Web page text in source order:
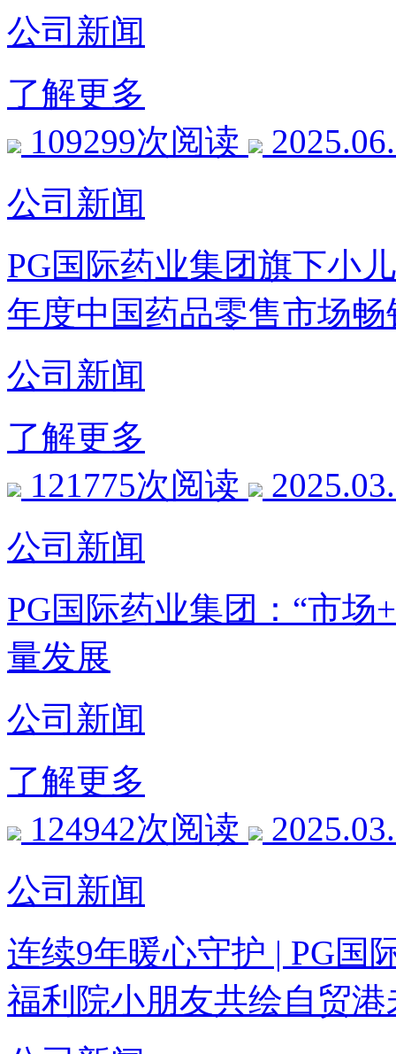
公司新闻
了解更多
109299次阅读
公司新闻
PG国际药业集团旗下小
年度中国药品零售市场畅
公司新闻
了解更多
121775次阅读
公司新闻
PG国际药业集团：“市
量发展
公司新闻
了解更多
124942次阅读
公司新闻
连续9年暖心守护 | PG国
福利院小朋友共绘自贸港